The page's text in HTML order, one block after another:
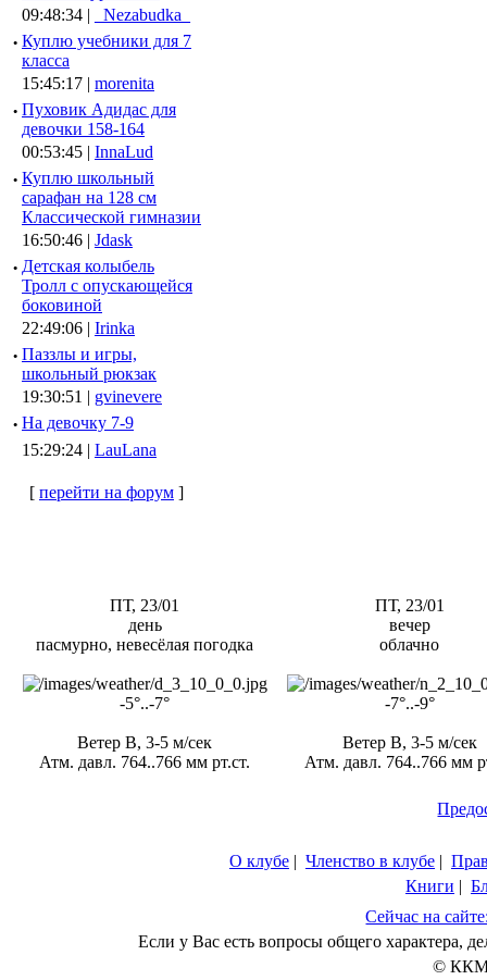
09:48:34 |
_Nezabudka_
· Куплю учебники для 7
класса
15:45:17 | morenita
· Пуховик Адидас для
девочки 158-164
00:53:45 | InnaLud
· Куплю школьный
сарафан на 128 см
Классической гимназии
16:50:46 | Jdask
· Детская колыбель
Тролл с опускающейся
боковиной
22:49:06 | Irinka
· Паззлы и игры,
школьный рюкзак
19:30:51 | gvinevere
· Hа девочку 7-9
15:29:24 | LauLana
[ перейти на форум ]
ПТ, 23/01
день
пасмурно, невесёлая погодка
-5°..-7°
Ветер В, 3-5 м/сек
Атм. давл. 764..766 мм рт.ст.
ПТ, 23/01
вечер
облачно
-7°..-9°
Ветер В, 3-5 м/сек
Атм. давл. 764..766 мм
О клубе | Членство в клубе |
Книги |
Сейчас на
Если у Вас есть вопросы общего характера,
© ККМ